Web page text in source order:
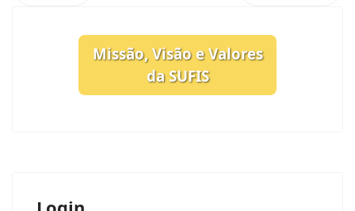
Missão, Visão e Valores
da SUFIS